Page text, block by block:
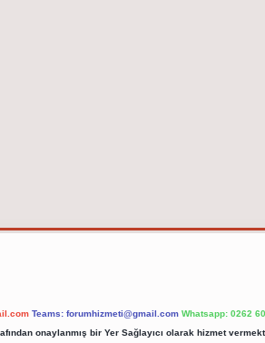
Teams: forumhizmeti@gmail.com Whatsapp: 0262
onaylanmış bir Yer Sağlayıcı olarak hizmet